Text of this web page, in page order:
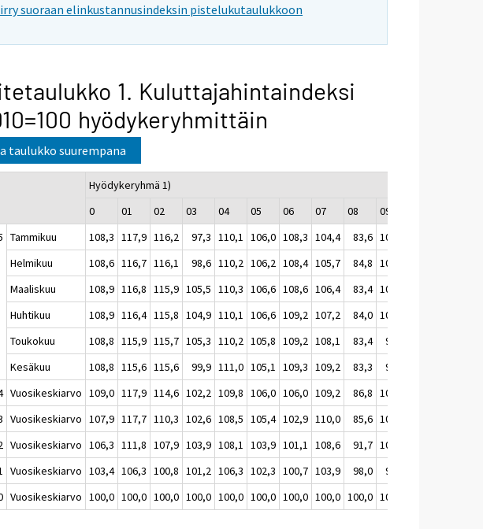
suoraan elinkustannusindeksin pistelukutaulukkoon
1. Kuluttajahintaindeksi
hyödykeryhmittäin
taulukko suurempana
Hyödykeryhmä 1)
0
01 02 03 04 05 06 07 08 09
Tammikuu 108,3 117,9 116,2 97,3 110,1 106,0 108,3 104,4 83,6 101,1
Helmikuu
108,6 116,7 116,1 98,6 110,2 106,2 108,4 105,7 84,8 101,5
Maaliskuu
108,9 116,8 115,9 105,5 110,3 106,6 108,6 106,4 83,4 100,8
Huhtikuu
108,9 116,4 115,8 104,9 110,1 106,6 109,2 107,2 84,0 100,5
Toukokuu
108,8 115,9 115,7 105,3 110,2 105,8 109,2 108,1 83,4 99,6
Kesäkuu
108,8 115,6 115,6 99,9 111,0 105,1 109,3 109,2 83,3 99,9
Vuosikeskiarvo 109,0 117,9 114,6 102,2 109,8 106,0 106,0 109,2 86,8 101,5
Vuosikeskiarvo 107,9 117,7 110,3 102,6 108,5 105,4 102,9 110,0 85,6 100,8
Vuosikeskiarvo 106,3 111,8 107,9 103,9 108,1 103,9 101,1 108,6 91,7 100,2
Vuosikeskiarvo 103,4 106,3 100,8 101,2 106,3 102,3 100,7 103,9 98,0 99,7
Vuosikeskiarvo 100,0 100,0 100,0 100,0 100,0 100,0 100,0 100,0 100,0 100,0